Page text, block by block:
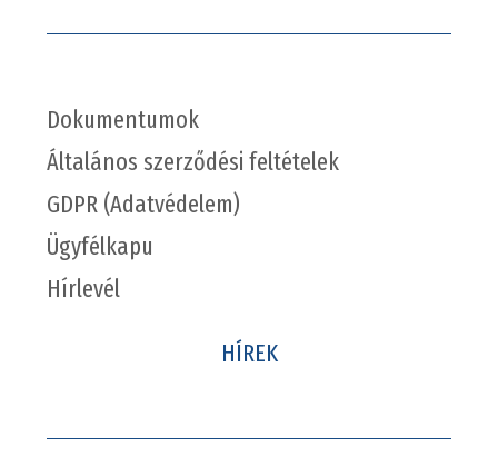
Dokumentumok
Általános szerződési feltételek
GDPR (Adatvédelem)
Ügyfélkapu
Hírlevél
HÍREK